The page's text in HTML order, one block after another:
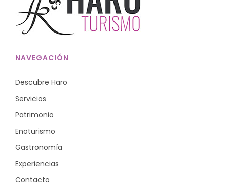
NAVEGACIÓN
Descubre Haro
Servicios
Patrimonio
Enoturismo
Gastronomía
Experiencias
Contacto